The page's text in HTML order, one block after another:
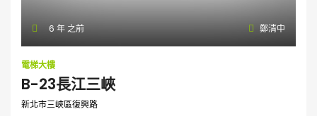
6 年 之前 鄭清中
電梯大樓
B-23長江三峽
新北市三峽區復興路